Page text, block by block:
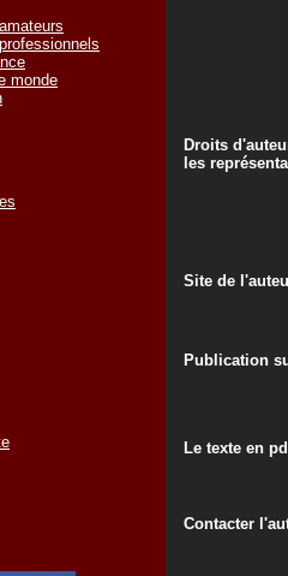
monde
Droits
les
Site de
Publication
Le texte en
Contacter